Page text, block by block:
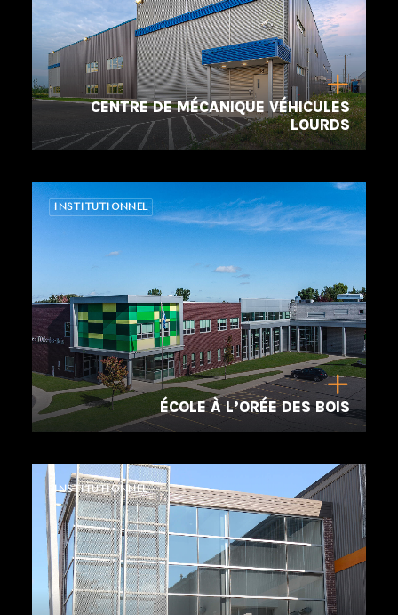
CENTRE DE MÉCANIQUE VÉHICULES
LOURDS
INSTITUTIONNEL
ÉCOLE À L’ORÉE DES BOIS
INSTITUTIONNEL